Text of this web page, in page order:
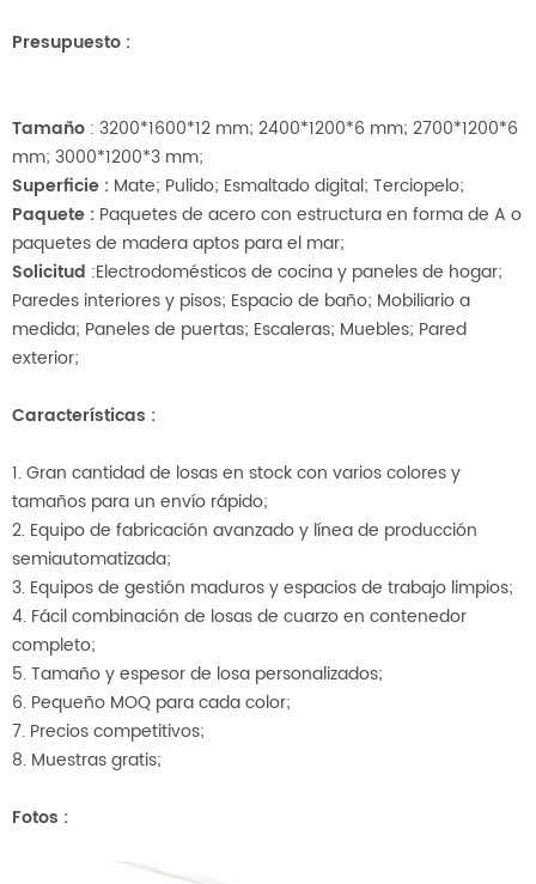
Presupuesto :
Tamaño : 3200*1600*12 mm; 2400*1200*6 mm; 2700*1200*6
mm; 3000*1200*3 mm;
Superficie : Mate; Pulido; Esmaltado digital; Terciopelo;
Paquete : Paquetes de acero con estructura en forma de A o
paquetes de madera aptos para el mar;
Solicitud :Electrodomésticos de cocina y paneles de hogar;
Paredes interiores y pisos; Espacio de baño; Mobiliario a
medida; Paneles de puertas; Escaleras; Muebles; Pared
exterior;
Características :
1. Gran cantidad de losas en stock con varios colores y
tamaños para un envío rápido;
2. Equipo de fabricación avanzado y línea de producción
semiautomatizada;
3. Equipos de gestión maduros y espacios de trabajo limpios;
4. Fácil combinación de losas de cuarzo en contenedor
completo;
5. Tamaño y espesor de losa personalizados;
6. Pequeño MOQ para cada color;
7. Precios competitivos;
8. Muestras gratis;
Fotos :